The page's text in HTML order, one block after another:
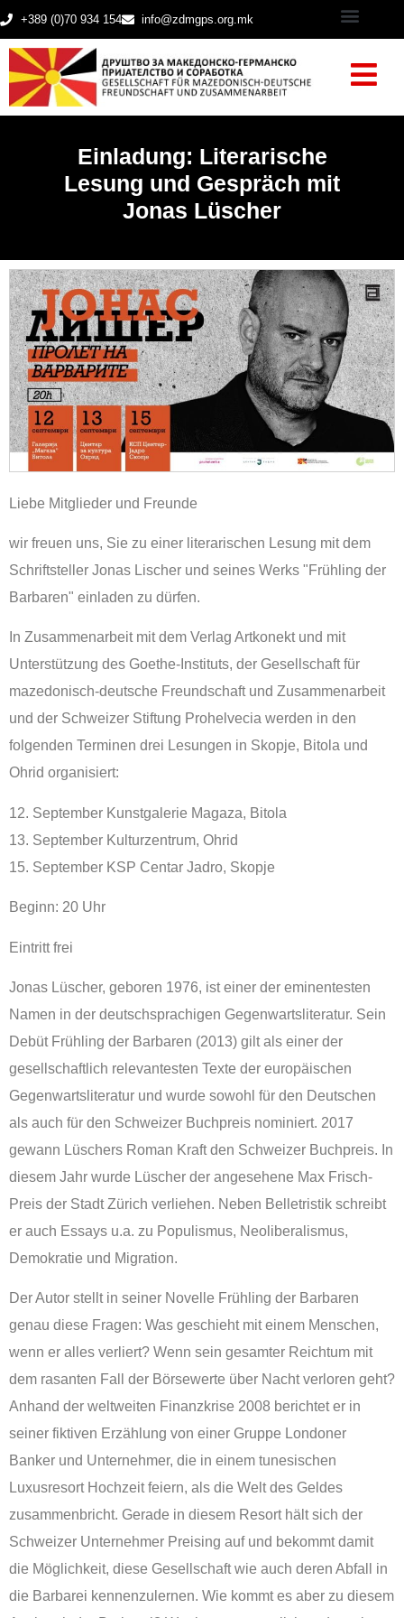
+389 (0)70 934 154 info@zdmgps.org.mk
Einladung: Literarische
Lesung und Gespräch mit
Jonas Lüscher
Liebe Mitglieder und Freunde
wir freuen uns, Sie zu einer literarischen Lesung mit dem
Schriftsteller Jonas Lischer und seines Werks "Frühling der
Barbaren" einladen zu dürfen.
In Zusammenarbeit mit dem Verlag Artkonekt und mit
Unterstützung des Goethe-Instituts, der Gesellschaft für
mazedonisch-deutsche Freundschaft und Zusammenarbeit
und der Schweizer Stiftung Prohelvecia werden in den
folgenden Terminen drei Lesungen in Skopje, Bitola und
Ohrid organisiert:
12. September Kunstgalerie Magaza, Bitola
13. September Kulturzentrum, Ohrid
15. September KSP Centar Jadro, Skopje
Beginn: 20 Uhr
Eintritt frei
Jonas Lüscher, geboren 1976, ist einer der eminentesten
Namen in der deutschsprachigen Gegenwartsliteratur. Sein
Debüt Frühling der Barbaren (2013) gilt als einer der
gesellschaftlich relevantesten Texte der europäischen
Gegenwartsliteratur und wurde sowohl für den Deutschen
als auch für den Schweizer Buchpreis nominiert. 2017
gewann Lüschers Roman Kraft den Schweizer Buchpreis. In
diesem Jahr wurde Lüscher der angesehene Max Frisch-
Preis der Stadt Zürich verliehen. Neben Belletristik schreibt
er auch Essays u.a. zu Populismus, Neoliberalismus,
Demokratie und Migration.
Der Autor stellt in seiner Novelle Frühling der Barbaren
genau diese Fragen: Was geschieht mit einem Menschen,
wenn er alles verliert? Wenn sein gesamter Reichtum mit
dem rasanten Fall der Börsewerte über Nacht verloren geht?
Anhand der weltweiten Finanzkrise 2008 berichtet er in
seiner fiktiven Erzählung von einer Gruppe Londoner
Banker und Unternehmer, die in einem tunesischen
Luxusresort Hochzeit feiern, als die Welt des Geldes
zusammenbricht. Gerade in diesem Resort hält sich der
Schweizer Unternehmer Preising auf und bekommt damit
die Möglichkeit, diese Gesellschaft wie auch deren Abfall in
die Barbarei kennenzulernen. Wie kommt es aber zu diesem